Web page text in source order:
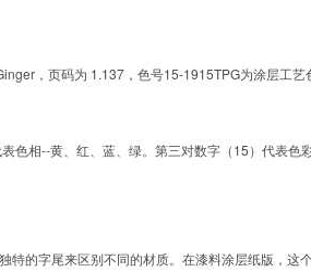
，页码为 1.137，色号15-1915TPG为涂层工艺
相--黄、红、蓝、绿。第三对数字（15）代表
的字尾来区别不同的材质。在漆料涂层纸版，